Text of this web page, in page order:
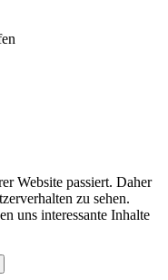
Website passiert. Daher
zu sehen.
uns interessante Inhalte